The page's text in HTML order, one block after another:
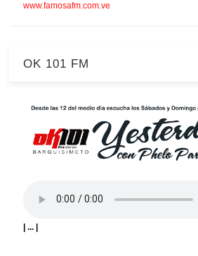
www.famosafm.com.ve
OK 101 FM
| ... |